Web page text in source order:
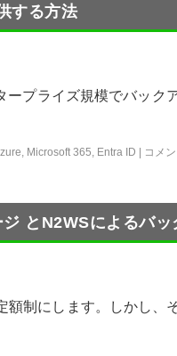
する方法
ープライズ規模でバック
, Microsoft 365, Entra ID | コメ
とN2WSによるバ
額制にします。しかし